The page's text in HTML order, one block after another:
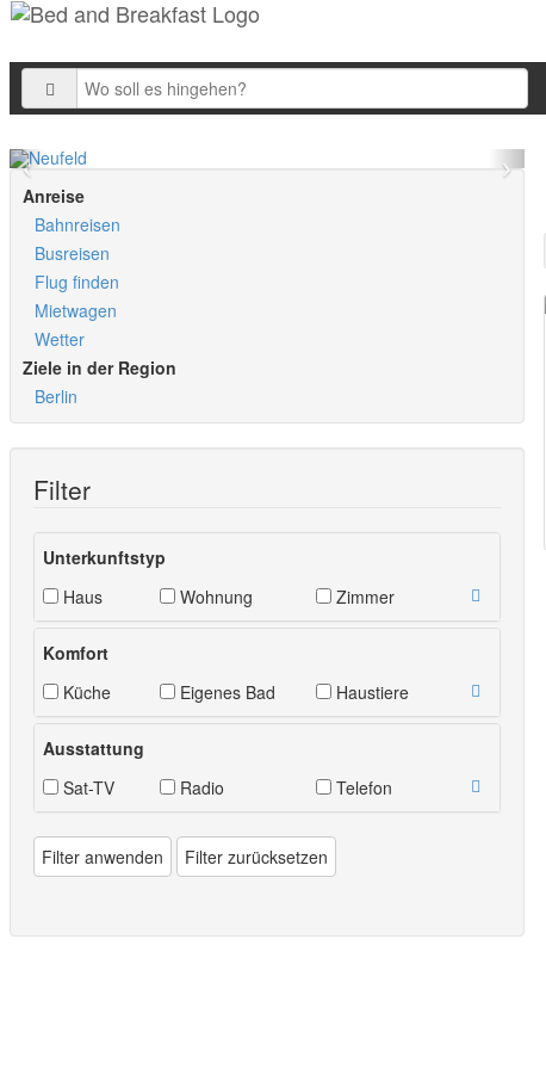
Ziel
Anreise
Bahnreisen
Busreisen
Flug finden
Mietwagen
Wetter
Ziele in der Region
Berlin
Filter
Unterkunftstyp
Haus
Wohnung Zimmer
Komfort
Küche
Eigenes Bad Haustiere
Ausstattung
Sat-TV
Radio Telefon
Filter anwenden Filter zurücksetzen